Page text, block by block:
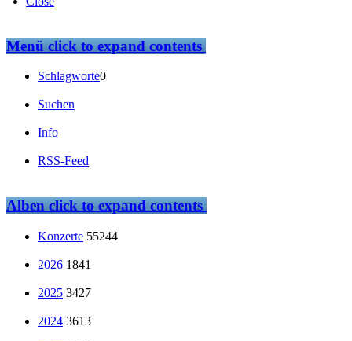
Menüclick to expand contents
Schlagworte0
Suchen
Info
RSS-Feed
Albenclick to expand contents
Konzerte 55244
2026 1841
2025 3427
2024 3613